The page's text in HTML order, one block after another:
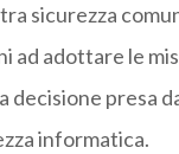
sicurezza
ad adottare le
presa
informatica.